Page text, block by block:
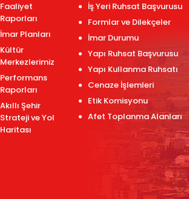
Faaliyet
Raporları
İmar Planları
Kültür
Merkezlerimiz
Performans
Raporları
Akıllı Şehir
Strateji ve Yol
Haritası
İş Yeri Ruhsat Başvurusu
Formlar ve Dilekçeler
İmar Durumu
Yapı Ruhsat Başvurusu
Yapı Kullanma Ruhsatı
Cenaze İşlemleri
Etik Komisyonu
Afet Toplanma Alanları